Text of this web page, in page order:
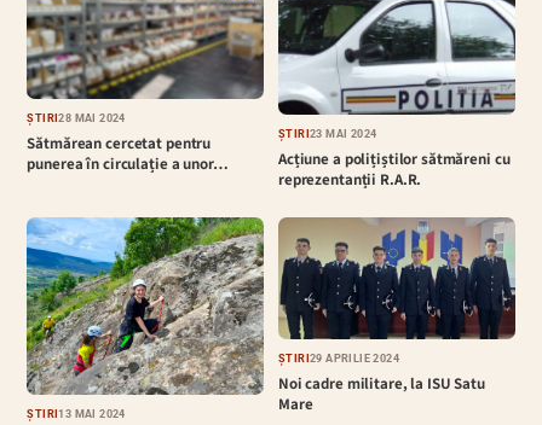
ȘTIRI28 MAI 2024
Sătmărean cercetat pentru
punerea în circulație a unor…
ȘTIRI23 MAI 2024
Acțiune a polițiștilor sătmăreni cu
reprezentanții R.A.R.
ȘTIRI13 MAI 2024
ȘTIRI29 APRILIE 2024
Noi cadre militare, la ISU Satu
Mare